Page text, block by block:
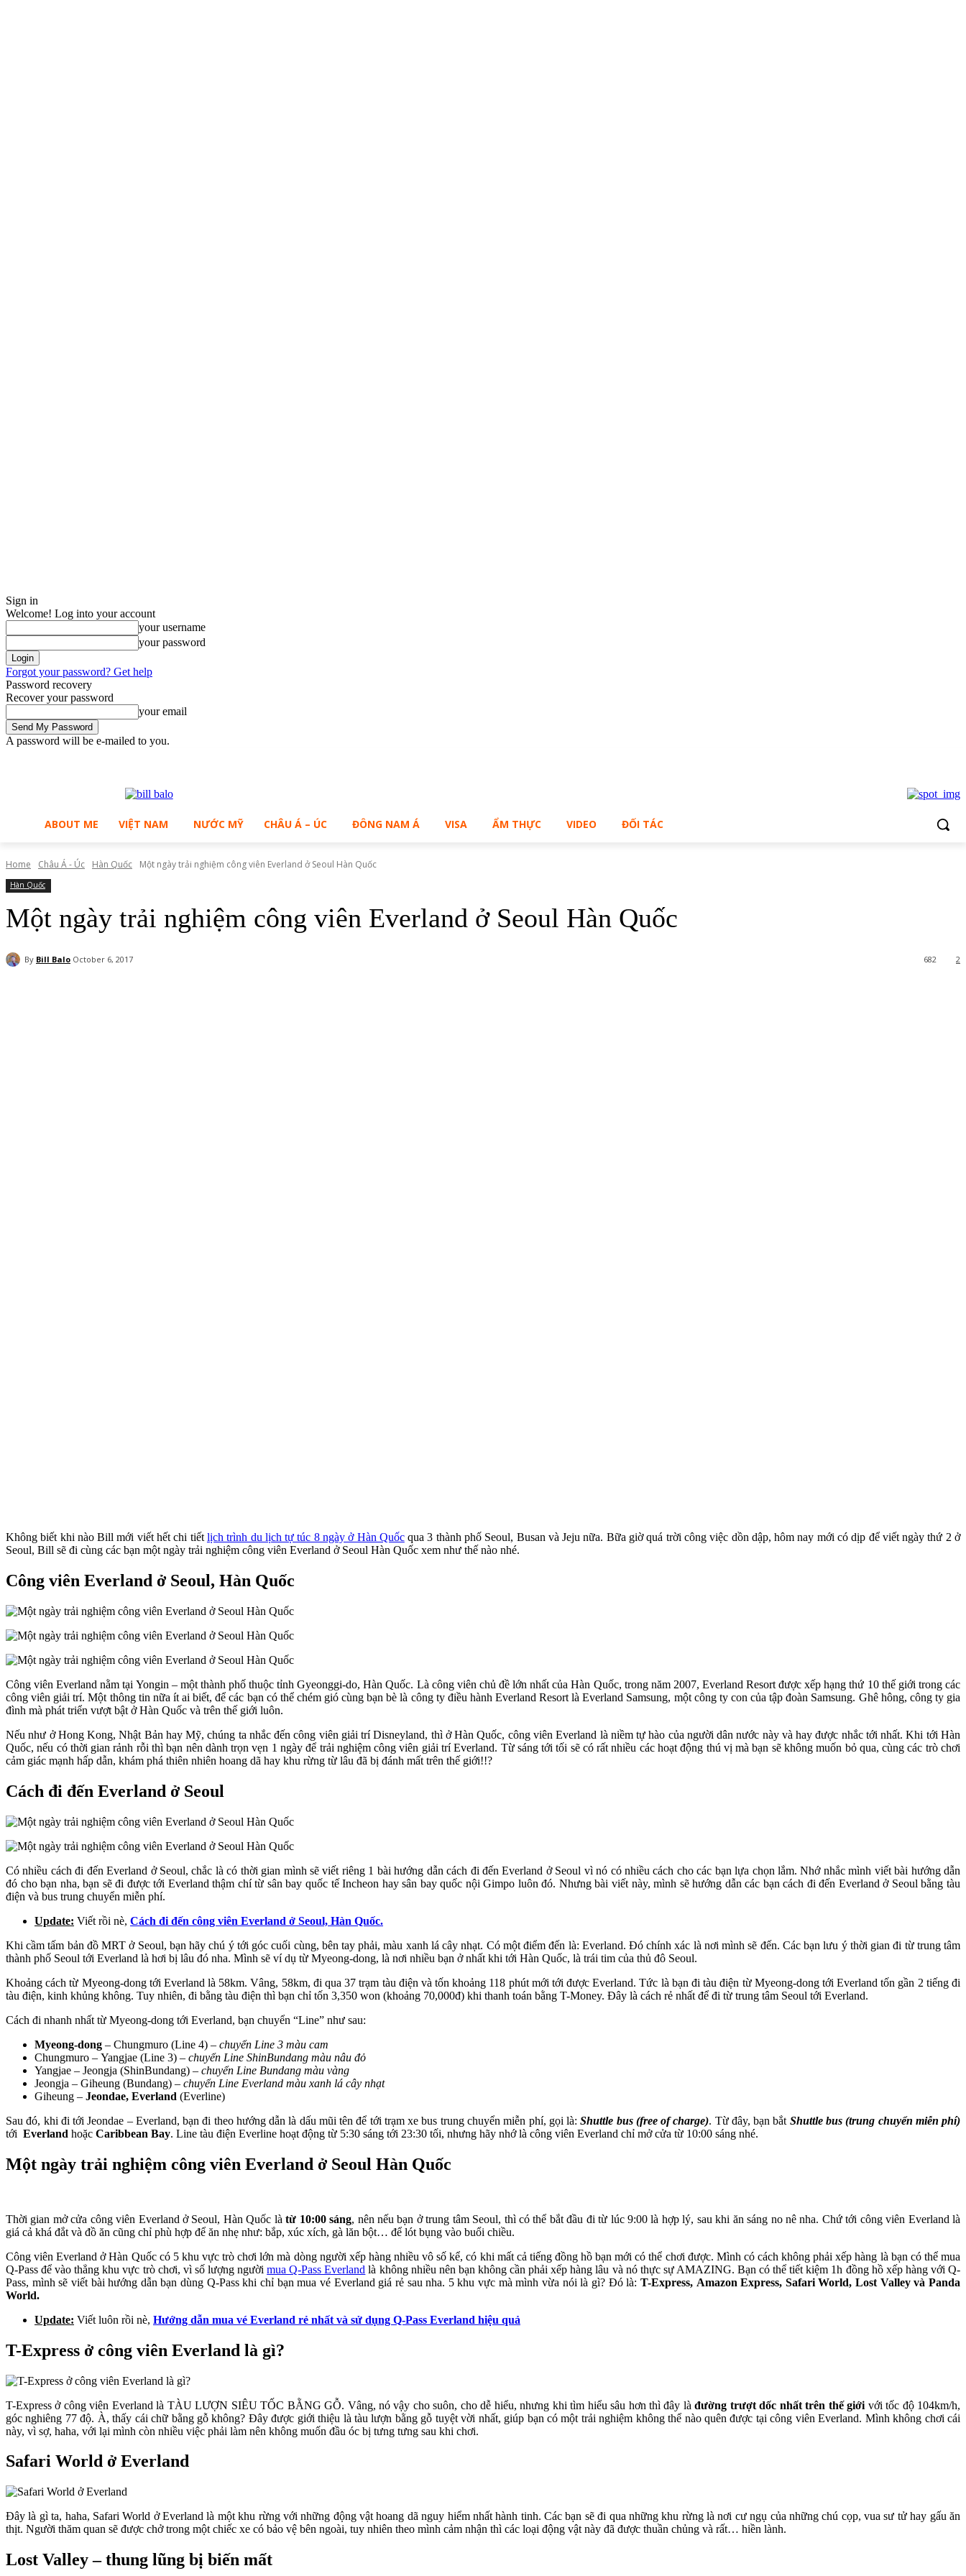
Sign in
Welcome! Log into your account
your username
your password
Forgot your password? Get help
Password recovery
Recover your password
your email
A password will be e-mailed to you.
ABOUT ME VIỆT NAM NƯỚC MỸ CHÂU Á – ÚC ĐÔNG NAM Á VISA ẨM THỰC VIDEO ĐỐI TÁC
Home Châu Á - Úc Hàn Quốc Một ngày trải nghiệm công viên Everland ở Seoul Hàn Quốc
Hàn Quốc
Một ngày trải nghiệm công viên Everland ở Seoul Hàn Quốc
By Bill Balo October 6, 2017 2
682
Không biết khi nào Bill mới viết hết chi tiết lịch trình du lịch tự túc 8 ngày ở Hàn Quốcqua 3 thành phố Seoul, Busan và Jeju nữa. Bữa giờ quá trời công việc dồn dập, hôm nay mới có dịp để viết ngày thứ 2 ở
Seoul, Bill sẽ đi cùng các bạn một ngày trải nghiệm công viên Everland ở Seoul Hàn Quốc xem như thế nào nhé.
Công viên Everland ở Seoul, Hàn Quốc
Công viên Everland nằm tại Yongin – một thành phố thuộc tỉnh Gyeonggi-do, Hàn Quốc. Là công viên chủ đề lớn nhất của Hàn Quốc, trong năm 2007, Everland Resort được xếp hạng thứ 10 thế giới trong các
công viên giải trí. Một thông tin nữa ít ai biết, để các bạn có thể chém gió cùng bạn bè là công ty điều hành Everland Resort là Everland Samsung, một công ty con của tập đoàn Samsung. Ghê hông, công ty gia
đình mà phát triển vượt bật ở Hàn Quốc và trên thế giới luôn.
Nếu như ở Hong Kong, Nhật Bản hay Mỹ, chúng ta nhắc đến công viên giải trí Disneyland, thì ở Hàn Quốc, công viên Everland là niềm tự hào của người dân nước này và hay được nhắc tới nhất. Khi tới Hàn
Quốc, nếu có thời gian rảnh rỗi thì bạn nên dành trọn vẹn 1 ngày để trải nghiệm công viên giải trí Everland. Từ sáng tới tối sẽ có rất nhiều các hoạt động thú vị mà bạn sẽ không muốn bỏ qua, cùng các trò chơi
cảm giác mạnh hấp dẫn, khám phá thiên nhiên hoang dã hay khu rừng từ lâu đã bị đánh mất trên thế giới!!?
Cách đi đến Everland ở Seoul
Có nhiều cách đi đến Everland ở Seoul, chắc là có thời gian mình sẽ viết riêng 1 bài hướng dẫn cách đi đến Everland ở Seoul vì nó có nhiều cách cho các bạn lựa chọn lắm. Nhớ nhắc mình viết bài hướng dẫn
đó cho bạn nha, bạn sẽ đi được tới Everland thậm chí từ sân bay quốc tế Incheon hay sân bay quốc nội Gimpo luôn đó. Nhưng bài viết này, mình sẽ hướng dẫn các bạn cách đi đến Everland ở Seoul bằng tàu
điện và bus trung chuyển miễn phí.
Update: Viết rồi nè, Cách đi đến công viên Everland ở Seoul, Hàn Quốc.
Khi cầm tấm bản đồ MRT ở Seoul, bạn hãy chú ý tới góc cuối cùng, bên tay phải, màu xanh lá cây nhạt. Có một điểm đến là: Everland. Đó chính xác là nơi mình sẽ đến. Các bạn lưu ý thời gian đi từ trung tâm
thành phố Seoul tới Everland là hơi bị lâu đó nha. Mình sẽ ví dụ từ Myeong-dong, là nơi nhiều bạn ở nhất khi tới Hàn Quốc, là trái tim của thủ đô Seoul.
Khoảng cách từ Myeong-dong tới Everland là 58km. Vâng, 58km, đi qua 37 trạm tàu điện và tốn khoảng 118 phút mới tới được Everland. Tức là bạn đi tàu điện từ Myeong-dong tới Everland tốn gần 2 tiếng đi
tàu điện, kinh khủng không. Tuy nhiên, đi bằng tàu điện thì bạn chỉ tốn 3,350 won (khoảng 70,000đ) khi thanh toán bằng T-Money. Đây là cách rẻ nhất để đi từ trung tâm Seoul tới Everland.
Cách đi nhanh nhất từ Myeong-dong tới Everland, bạn chuyển “Line” như sau:
Myeong-dong – Chungmuro (Line 4) – chuyển Line 3 màu cam
Chungmuro – Yangjae (Line 3) – chuyển Line ShinBundang màu nâu đỏ
Yangjae – Jeongja (ShinBundang) – chuyển Line Bundang màu vàng
Jeongja – Giheung (Bundang) – chuyển Line Everland màu xanh lá cây nhạt
Giheung – Jeondae, Everland (Everline)
Sau đó, khi đi tới Jeondae – Everland, bạn đi theo hướng dẫn là dấu mũi tên để tới trạm xe bus trung chuyển miễn phí, gọi là:Shuttle bus (free of charge). Từ đây, bạn bắt Shuttle bus (trung chuyển miễn phí)
tới Everland hoặc Caribbean Bay. Line tàu điện Everline hoạt động từ 5:30 sáng tới 23:30 tối, nhưng hãy nhớ là công viên Everland chỉ mở cửa từ 10:00 sáng nhé.
Một ngày trải nghiệm công viên Everland ở Seoul Hàn Quốc
Thời gian mở cửa công viên Everland ở Seoul, Hàn Quốc làtừ 10:00 sáng, nên nếu bạn ở trung tâm Seoul, thì có thể bắt đầu đi từ lúc 9:00 là hợp lý, sau khi ăn sáng no nê nha. Chứ tới công viên Everland là
giá cả khá đắt và đồ ăn cũng chỉ phù hợp để ăn nhẹ như: bắp, xúc xích, gà lăn bột… để lót bụng vào buổi chiều.
Công viên Everland ở Hàn Quốc có 5 khu vực trò chơi lớn mà dòng người xếp hàng nhiều vô số kể, có khi mất cả tiếng đồng hồ bạn mới có thể chơi được. Mình có cách không phải xếp hàng là bạn có thể mua
Q-Pass để vào thẳng khu vực trò chơi, vì số lượng ngườimua Q-Pass Everland là không nhiều nên bạn không cần phải xếp hàng lâu và nó thực sự AMAZING. Bạn có thể tiết kiệm 1h đồng hồ xếp hàng với Q-
Pass, mình sẽ viết bài hướng dẫn bạn dùng Q-Pass khi chỉ bạn mua vé Everland giá rẻ sau nha. 5 khu vực mà mình vừa nói là gì? Đó là: T-Express, Amazon Express, Safari World, Lost Valley và Panda
World.
Update: Viết luôn rồi nè, Hướng dẫn mua vé Everland rẻ nhất và sử dụng Q-Pass Everland hiệu quả
T-Express ở công viên Everland là gì?
T-Express ở công viên Everland là TÀU LƯỢN SIÊU TỐC BẰNG GỖ. Vâng, nó vậy cho suôn, cho dễ hiểu, nhưng khi tìm hiểu sâu hơn thì đây làđường trượt dốc nhất trên thế giới với tốc độ 104km/h,
góc nghiêng 77 độ. À, thấy cái chữ bằng gỗ không? Đây được giới thiệu là tàu lượn bằng gỗ tuyệt vời nhất, giúp bạn có một trải nghiệm không thể nào quên được tại công viên Everland. Mình không chơi cái
này, vì sợ, haha, với lại mình còn nhiều việc phải làm nên không muốn đầu óc bị tưng tưng sau khi chơi.
Safari World ở Everland
Đây là gì ta, haha, Safari World ở Everland là một khu rừng với những động vật hoang dã nguy hiểm nhất hành tinh. Các bạn sẽ đi qua những khu rừng là nơi cư ngụ của những chú cọp, vua sư tử hay gấu ăn
thịt. Người thăm quan sẽ được chở trong một chiếc xe có bảo vệ bên ngoài, tuy nhiên theo mình cảm nhận thì các loại động vật này đã được thuần chủng và rất… hiền lành.
Lost Valley – thung lũng bị biến mất